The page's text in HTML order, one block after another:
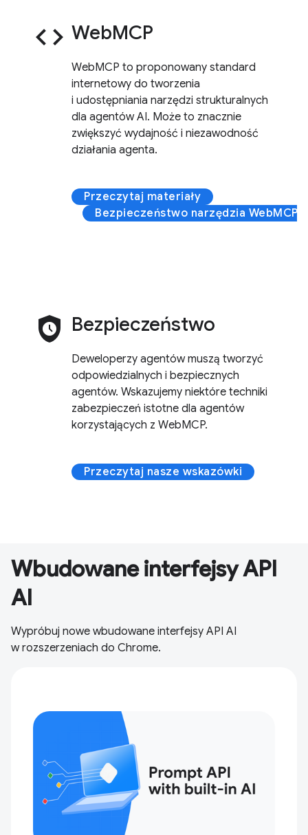
code WebMCP
WebMCP to proponowany standard
internetowy do tworzenia
i udostępniania narzędzi strukturalnych
dla agentów AI. Może to znacznie
zwiększyć wydajność i niezawodność
działania agenta.
Przeczytaj materiały
Bezpieczeństwo narzędzia WebMCP
safety_check Bezpieczeństwo
Deweloperzy agentów muszą tworzyć
odpowiedzialnych i bezpiecznych
agentów. Wskazujemy niektóre techniki
zabezpieczeń istotne dla agentów
korzystających z WebMCP.
Przeczytaj nasze wskazówki
Wbudowane interfejsy API
AI
Wypróbuj nowe wbudowane interfejsy API AI
w rozszerzeniach do Chrome.